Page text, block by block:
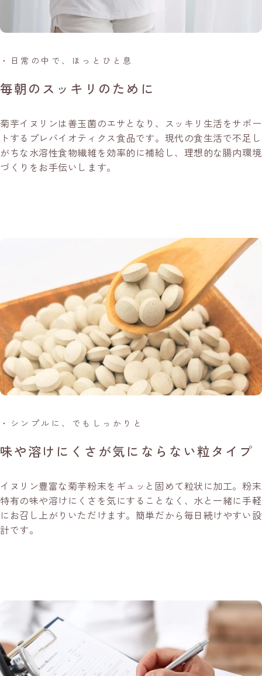
・日常の中で、ほっとひと息
毎朝のスッキリのために
菊芋イヌリンは善玉菌のエサとなり、スッキリ生活をサポー
トするプレバイオティクス食品です。現代の食生活で不足し
がちな水溶性食物繊維を効率的に補給し、理想的な腸内環境
づくりをお手伝いします。
・シンプルに、でもしっかりと
味や溶けにくさが気にならない粒タイプ
イヌリン豊富な菊芋粉末をギュッと固めて粒状に加工。粉末
特有の味や溶けにくさを気にすることなく、水と一緒に手軽
にお召し上がりいただけます。簡単だから毎日続けやすい設
計です。